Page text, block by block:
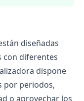
diseñadas
con diferentes
dispone
por periodos,
o aprovechar los